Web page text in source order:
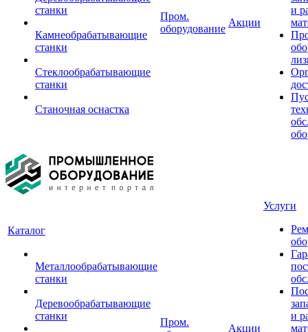
станки
Камнеобрабатывающие
станки
Стеклообрабатывающие
станки
Станочная оснастка
Пром.
оборудование
Акции
и
Каталог
Металлообрабатывающие
станки
Деревообрабатывающие
станки
Пром.
Акции
Услуги
и